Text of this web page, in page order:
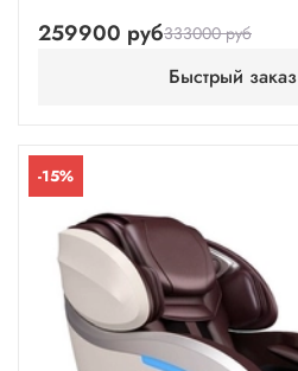
259900 руб333000 руб
Быстрый заказ
-15%